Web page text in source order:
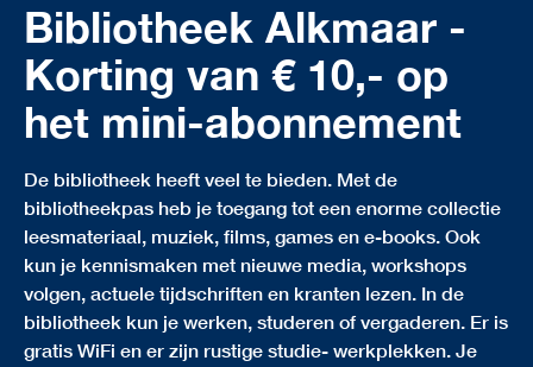
Bibliotheek Alkmaar -
Korting van € 10,- op
het mini-abonnement
De bibliotheek heeft veel te bieden. Met de
bibliotheekpas heb je toegang tot een enorme collectie
leesmateriaal, muziek, films, games en e-books. Ook
kun je kennismaken met nieuwe media, workshops
volgen, actuele tijdschriften en kranten lezen. In de
bibliotheek kun je werken, studeren of vergaderen. Er is
gratis WiFi en er zijn rustige studie- werkplekken. Je